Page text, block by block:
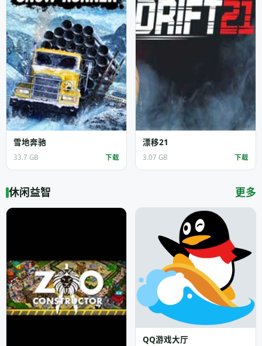
雪地奔驰
33.7 GB 下载
漂移21
3.07 GB 下载
休闲益智 更多
QQ游戏大厅